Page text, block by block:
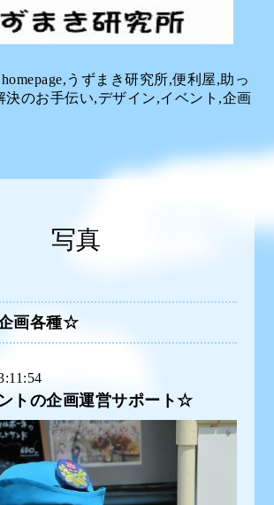
うずまき研究所,便利屋,助っ
決のお手伝い,デザイン,イベント,企画
写真
画各種☆
トの企画運営サポート☆